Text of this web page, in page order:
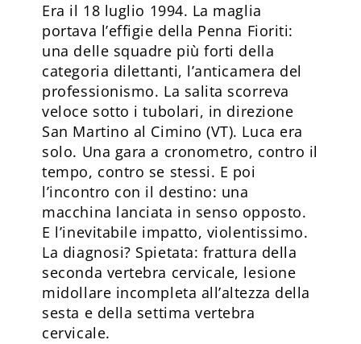
Era il 18 luglio 1994. La maglia
portava l’effigie della Penna Fioriti:
una delle squadre più forti della
categoria dilettanti, l’anticamera del
professionismo. La salita scorreva
veloce sotto i tubolari, in direzione
San Martino al Cimino (VT). Luca era
solo. Una gara a cronometro, contro il
tempo, contro se stessi. E poi
l’incontro con il destino: una
macchina lanciata in senso opposto.
E l’inevitabile impatto, violentissimo.
La diagnosi? Spietata: frattura della
seconda vertebra cervicale, lesione
midollare incompleta all’altezza della
sesta e della settima vertebra
cervicale.